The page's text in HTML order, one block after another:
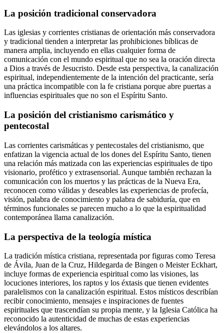
La posición tradicional conservadora
Las iglesias y corrientes cristianas de orientación más conservadora
y tradicional tienden a interpretar las prohibiciones bíblicas de
manera amplia, incluyendo en ellas cualquier forma de
comunicación con el mundo espiritual que no sea la oración directa
a Dios a través de Jesucristo. Desde esta perspectiva, la canalización
espiritual, independientemente de la intención del practicante, sería
una práctica incompatible con la fe cristiana porque abre puertas a
influencias espirituales que no son el Espíritu Santo.
La posición del cristianismo carismático y
pentecostal
Las corrientes carismáticas y pentecostales del cristianismo, que
enfatizan la vigencia actual de los dones del Espíritu Santo, tienen
una relación más matizada con las experiencias espirituales de tipo
visionario, profético y extrasensorial. Aunque también rechazan la
comunicación con los muertos y las prácticas de la Nueva Era,
reconocen como válidas y deseables las experiencias de profecía,
visión, palabra de conocimiento y palabra de sabiduría, que en
términos funcionales se parecen mucho a lo que la espiritualidad
contemporánea llama canalización.
La perspectiva de la teología mística
La tradición mística cristiana, representada por figuras como Teresa
de Ávila, Juan de la Cruz, Hildegarda de Bingen o Meister Eckhart,
incluye formas de experiencia espiritual como las visiones, las
locuciones interiores, los raptos y los éxtasis que tienen evidentes
paralelismos con la canalización espiritual. Estos místicos describían
recibir conocimiento, mensajes e inspiraciones de fuentes
espirituales que trascendían su propia mente, y la Iglesia Católica ha
reconocido la autenticidad de muchas de estas experiencias
elevándolos a los altares.